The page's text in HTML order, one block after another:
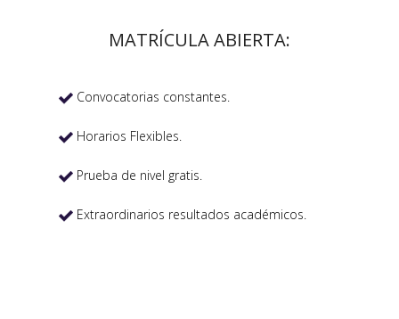
MATRÍCULA ABIERTA:
 Convocatorias constantes.
 Horarios Flexibles.
 Prueba de nivel gratis.
 Extraordinarios resultados académicos.